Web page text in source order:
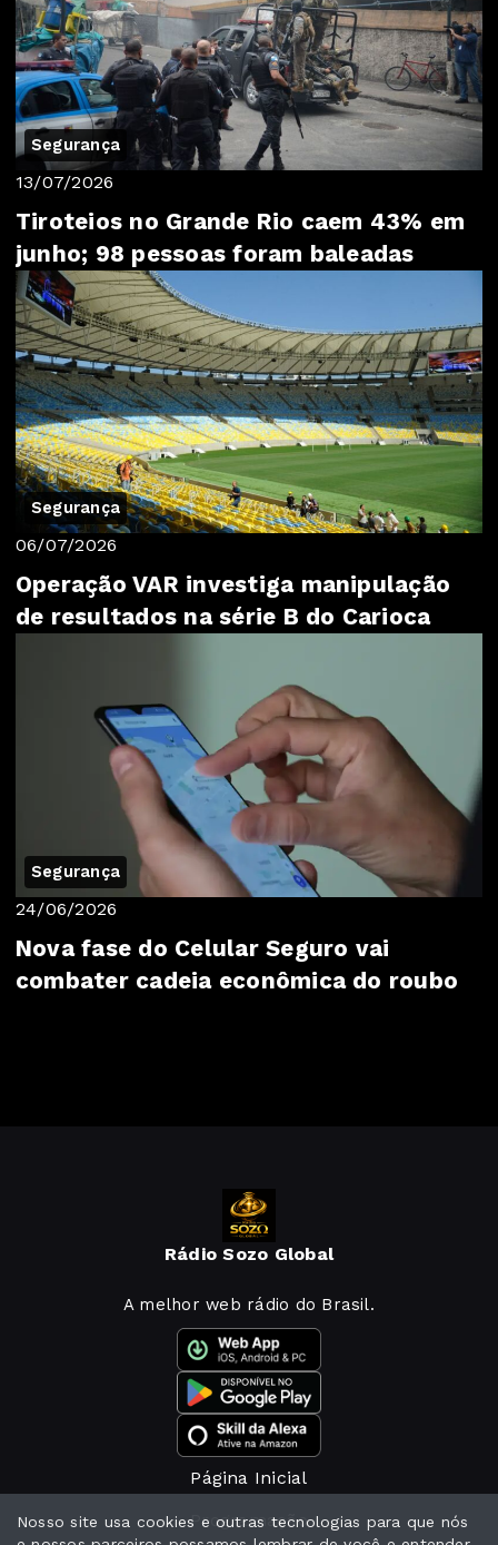
Segurança
13/07/2026
Tiroteios no Grande Rio caem 43% em
junho; 98 pessoas foram baleadas
Segurança
06/07/2026
Operação VAR investiga manipulação
de resultados na série B do Carioca
Segurança
24/06/2026
Nova fase do Celular Seguro vai
combater cadeia econômica do roubo
Rádio Sozo Global
A melhor web rádio do Brasil.
Página Inicial
Programação
Nosso site usa cookies e outras tecnologias para que nós